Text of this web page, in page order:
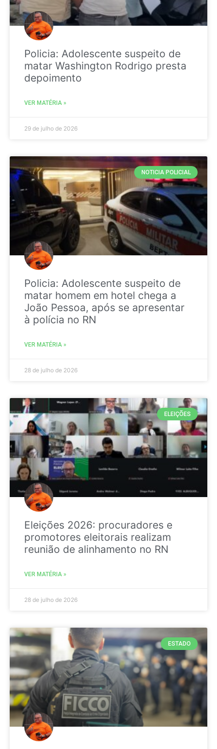
Policia: Adolescente suspeito de
matar Washington Rodrigo presta
depoimento
VER MATÉRIA »
29 de julho de 2026
NOTICIA POLICIAL
Policia: Adolescente suspeito de
matar homem em hotel chega a
João Pessoa, após se apresentar
à polícia no RN
VER MATÉRIA »
28 de julho de 2026
ELEIÇÕES
Eleições 2026: procuradores e
promotores eleitorais realizam
reunião de alinhamento no RN
VER MATÉRIA »
28 de julho de 2026
ESTADO